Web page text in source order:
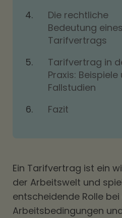
Die rechtliche
Bedeutung eines
Tarifvertrags
Tarifvertrag in
Praxis: Beispiele
Fallstudien
Fazit
Ein Tarifvertrag ist ein
der Arbeitswelt und
entscheidende Rolle
Arbeitsbedingungen